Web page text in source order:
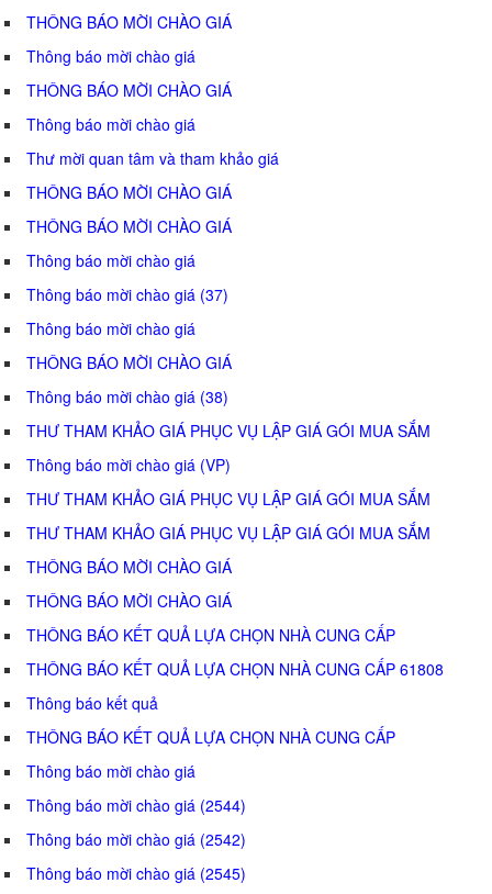
THÔNG BÁO MỜI CHÀO GIÁ
Thông báo mời chào giá
THÔNG BÁO MỜI CHÀO GIÁ
Thông báo mời chào giá
Thư mời quan tâm và tham khảo giá
THÔNG BÁO MỜI CHÀO GIÁ
THÔNG BÁO MỜI CHÀO GIÁ
Thông báo mời chào giá
Thông báo mời chào giá (37)
Thông báo mời chào giá
THÔNG BÁO MỜI CHÀO GIÁ
Thông báo mời chào giá (38)
THƯ THAM KHẢO GIÁ PHỤC VỤ LẬP GIÁ GÓI MUA SẮM
Thông báo mời chào giá (VP)
THƯ THAM KHẢO GIÁ PHỤC VỤ LẬP GIÁ GÓI MUA SẮM
THƯ THAM KHẢO GIÁ PHỤC VỤ LẬP GIÁ GÓI MUA SẮM
THÔNG BÁO MỜI CHÀO GIÁ
THÔNG BÁO MỜI CHÀO GIÁ
THÔNG BÁO KẾT QUẢ LỰA CHỌN NHÀ CUNG CẤP
THÔNG BÁO KẾT QUẢ LỰA CHỌN NHÀ CUNG CẤP 61808
Thông báo kết quả
THÔNG BÁO KẾT QUẢ LỰA CHỌN NHÀ CUNG CẤP
Thông báo mời chào giá
Thông báo mời chào giá (2544)
Thông báo mời chào giá (2542)
Thông báo mời chào giá (2545)